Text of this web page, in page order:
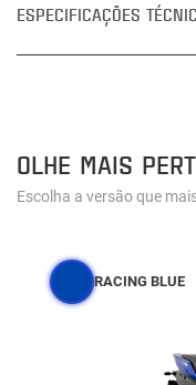
ESPECIFICAÇÕES
OLHE MAIS
Escolha a versão que
RACING BLUE